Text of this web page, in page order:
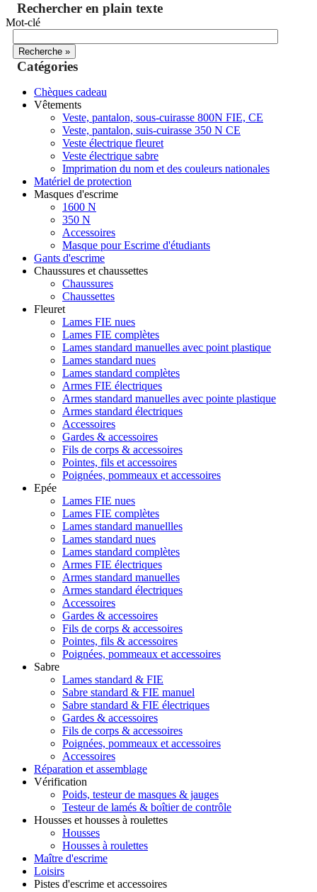
Rechercher en plain texte
Mot-clé
Catégories
Chèques cadeau
Vêtements
Veste, pantalon, sous-cuirasse 800N FIE, CE
Veste, pantalon, suis-cuirasse 350 N CE
Veste électrique fleuret
Veste électrique sabre
Imprimation du nom et des couleurs nationales
Matériel de protection
Masques d'escrime
1600 N
350 N
Accessoires
Masque pour Escrime d'étudiants
Gants d'escrime
Chaussures et chaussettes
Chaussures
Chaussettes
Fleuret
Lames FIE nues
Lames FIE complètes
Lames standard manuelles avec point plastique
Lames standard nues
Lames standard complètes
Armes FIE électriques
Armes standard manuelles avec pointe plastique
Armes standard électriques
Accessoires
Gardes & accessoires
Fils de corps & accessoires
Pointes, fils et accessoires
Poignées, pommeaux et accessoires
Epée
Lames FIE nues
Lames FIE complètes
Lames standard manuellles
Lames standard nues
Lames standard complètes
Armes FIE électriques
Armes standard manuelles
Armes standard électriques
Accessoires
Gardes & accessoires
Fils de corps & accessoires
Pointes, fils & accessoires
Poignées, pommeaux et accessoires
Sabre
Lames standard & FIE
Sabre standard & FIE manuel
Sabre standard & FIE électriques
Gardes & accessoires
Fils de corps & accessoires
Poignées, pommeaux et accessoires
Accessoires
Réparation et assemblage
Vérification
Poids, testeur de masques & jauges
Testeur de lamés & boîtier de contrôle
Housses et housses à roulettes
Housses
Housses à roulettes
Maître d'escrime
Loisirs
Pistes d'escrime et accessoires